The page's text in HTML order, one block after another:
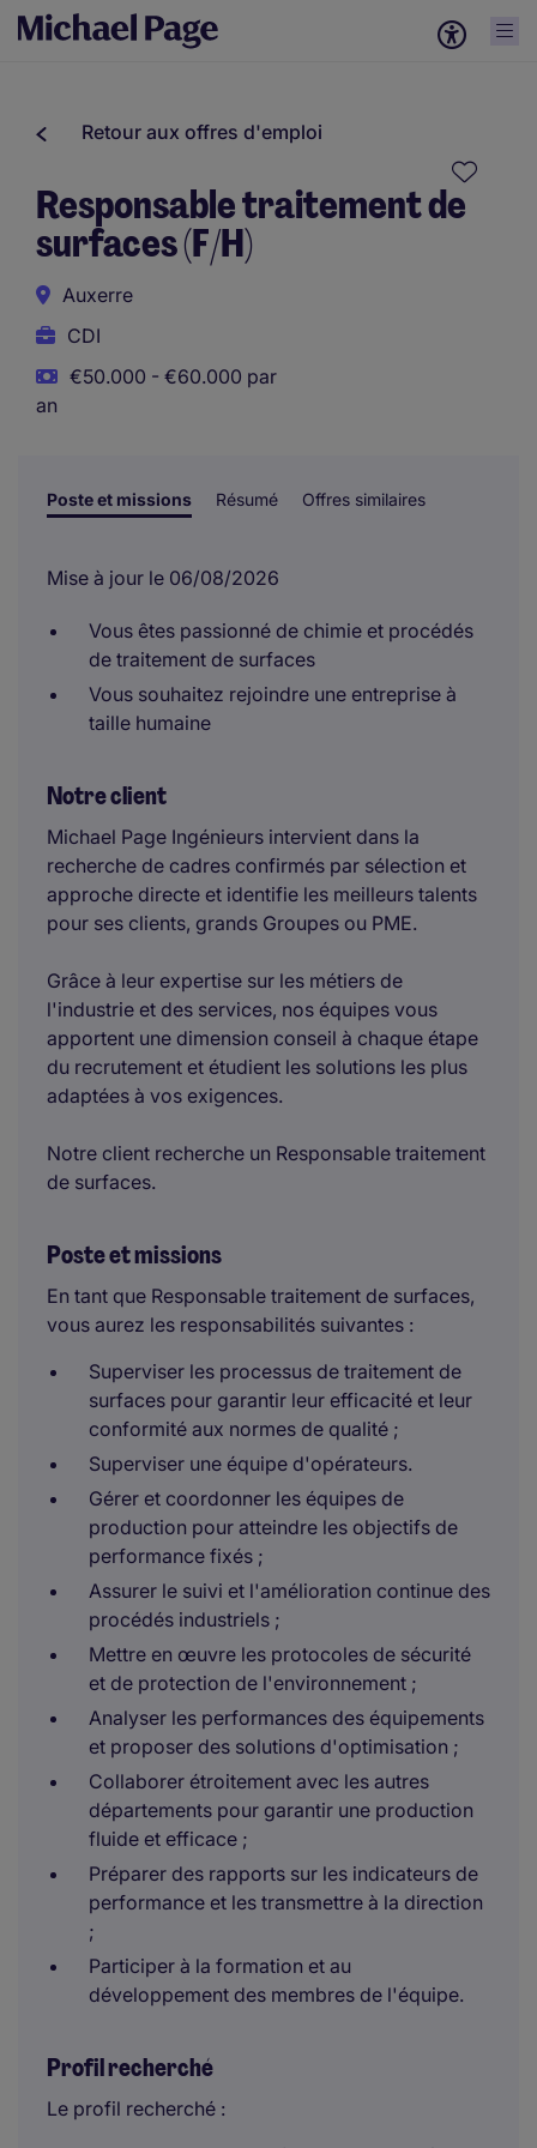
Retour aux offres d'emploi
Responsable traitement de
surfaces (F/H)
Auxerre
CDI
€50.000 - €60.000 par
an
Poste et missions Résumé Offres similaires
Mise à jour le 06/08/2026
Vous êtes passionné de chimie et procédés
de traitement de surfaces
Vous souhaitez rejoindre une entreprise à
taille humaine
Notre client
Michael Page Ingénieurs intervient dans la
recherche de cadres confirmés par sélection et
approche directe et identifie les meilleurs talents
pour ses clients, grands Groupes ou PME.
Grâce à leur expertise sur les métiers de
l'industrie et des services, nos équipes vous
apportent une dimension conseil à chaque étape
du recrutement et étudient les solutions les plus
adaptées à vos exigences.
Notre client recherche un Responsable traitement
de surfaces.
Poste et missions
En tant que Responsable traitement de surfaces,
vous aurez les responsabilités suivantes :
Superviser les processus de traitement de
surfaces pour garantir leur efficacité et leur
conformité aux normes de qualité ;
Superviser une équipe d'opérateurs.
Gérer et coordonner les équipes de
production pour atteindre les objectifs de
performance fixés ;
Assurer le suivi et l'amélioration continue des
procédés industriels ;
Mettre en œuvre les protocoles de sécurité
et de protection de l'environnement ;
Analyser les performances des équipements
et proposer des solutions d'optimisation ;
Collaborer étroitement avec les autres
départements pour garantir une production
fluide et efficace ;
Préparer des rapports sur les indicateurs de
performance et les transmettre à la direction
;
Participer à la formation et au
développement des membres de l'équipe.
Profil recherché
Le profil recherché :